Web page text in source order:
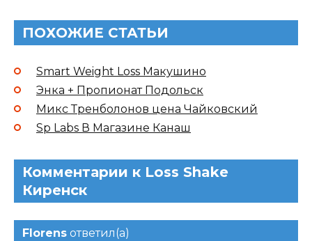
ПОХОЖИЕ СТАТЬИ
Smart Weight Loss Макушино
Энка + Пропионат Подольск
Микс Тренболонов цена Чайковский
Sp Labs В Магазине Канаш
Комментарии к Loss Shake
Киренск
Florens ответил(а)